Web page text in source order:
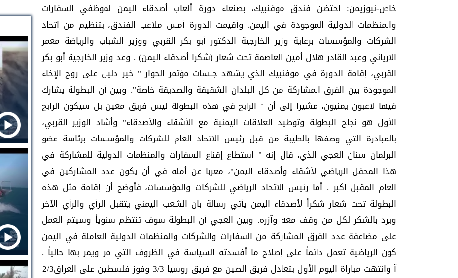
خاص-نيوزيمن: احتضن فندق موفنبيك، بصنعاء دورة ألعاب أصدقاء اليمن لموظفي السفارات
والمنظمات الدولية الموجودة في اليمن. وأقيمت الدورة أمس ملاعب الفندق، بتنظيم من اتحاد
الشركات والمؤسسات برعاية وزير الخارجية الدكتور أبو بكر القربي ووزير الشباب والرياضة معمر
الارياني وعبد القادر هلال أمين العاصمة تحت شعار (شكرا أصدقاء اليمن) . وعد وزير الخارجية أبو بكر
القربي، إقامة الدورة في موفنبيك الذي يشهد جلسات مؤتمر الحوار " خير دليل على روح الإخاء
الموجودة بين الفرق المشاركة من كل البلدان الشقيقة والصديقة خاصة". وبين أن البطولة يشارك
فيها لاعبون يمنيون، مشيرا إلى أن " الرابح في هذه البطولة ليس فريق معين بل سيكون الرابح
الأول هو نجاح البطولة وتوطيد العلاقات اليمنية مع الأشقاء والأصدقاء" وأشاد الوزير القربي،
بالمبادرة التي وصفها بالطيبة من قبل رئيس الاتحاد العام للشركات والمؤسسات برئاسة عضو
البرلمان سنان العجي الذي، قال إنه " استطاع إقناع السفارات والمنظمات الدولية للمشاركة في
هذا المحفل الرياضي لأشقاء وأصدقاء اليمن"، معربا عن أمله في أن يكون عدد المشاركين في
العام المقبل اكبر . أما رئيس الاتحاد الرياضي للشركات والمؤسسات، فأوضح أن إقامة مثل هذه
البطولة تحت شعار شكراً لأصدقاء اليمن يأتي رسالة بان الشعب اليمني يتقبل الرأي والرأي الآخر
ويرد بالشكر لكل من وقف معه وآزره. وبين العجي أن البطولة سوف تنتظم سنوياً وسيتم العمل
على مضاعفة عدد الفرق المشاركة من السفارات والشركات والمنظمات الدولية العاملة في اليمن
كون الرياضية تعمل دائماً على إصلاح ما أفسدته السياسة في الظروف التي مر ويمر بها حالياً .
آ وانتهت مباراة اليوم الأول بتعادل فريق الصين مع فريق روسيا 3/3 وفوز فلسطين على العراق2/3